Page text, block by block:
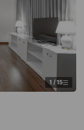
문
하나요?
렌트카 업체별 가격, 차종,
있습니다.
해야 하나요?
할 수 있나요?
1 / 15